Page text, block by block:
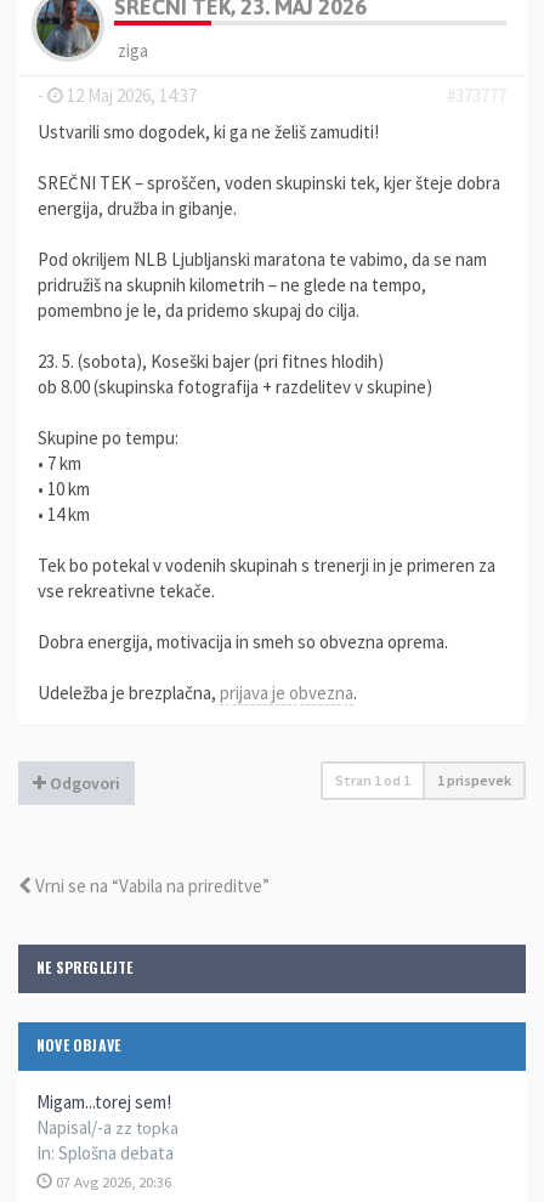
NE SPREGLEJTE
NOVE OBJAVE
Migam...torej sem!
Napisal/-a zz topka
In: Splošna debata
07 Avg 2026, 20:36
SREČNI TEK, 23. MAJ 2026
ziga
-
12 Maj 2026, 14:37
#373777
Ustvarili smo dogodek, ki ga ne želiš zamuditi!
SREČNI TEK – sproščen, voden skupinski tek, kjer šteje dobra
energija, družba in gibanje.
Pod okriljem NLB Ljubljanski maratona te vabimo, da se nam
pridružiš na skupnih kilometrih – ne glede na tempo,
pomembno je le, da pridemo skupaj do cilja.
23. 5. (sobota), Koseški bajer (pri fitnes hlodih)
ob 8.00 (skupinska fotografija + razdelitev v skupine)
Skupine po tempu:
• 7 km
• 10 km
• 14 km
Tek bo potekal v vodenih skupinah s trenerji in je primeren za
vse rekreativne tekače.
Dobra energija, motivacija in smeh so obvezna oprema.
Udeležba je brezplačna, prijava je obvezna.
Odgovori Stran 1 od 1 1 prispevek
Vrni se na “Vabila na prireditve”